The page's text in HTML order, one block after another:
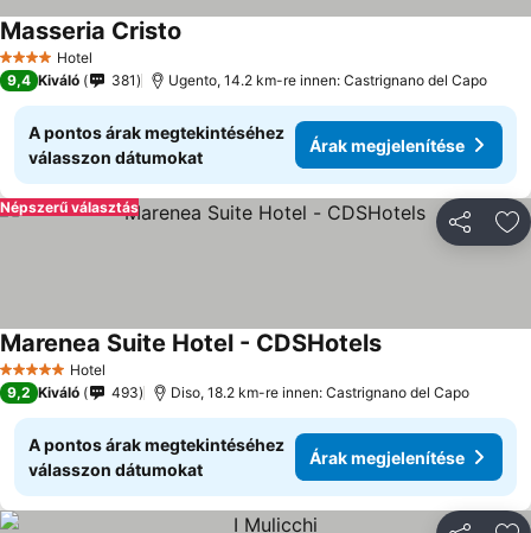
4 KategóriaHotel
Masseria Cristo
9,4 Kiváló 381 Ugento, 14.2 km-re innen: Castrignano del Capo
A pontos árak megtekintéséhez
válasszon dátumokat
Árak megjelenítése
Népszerű választás
5 KategóriaHotel
Marenea Suite Hotel - CDSHotels
9,2 Kiváló 493 Diso, 18.2 km-re innen: Castrignano del Capo
A pontos árak megtekintéséhez
válasszon dátumokat
Árak megjelenítése